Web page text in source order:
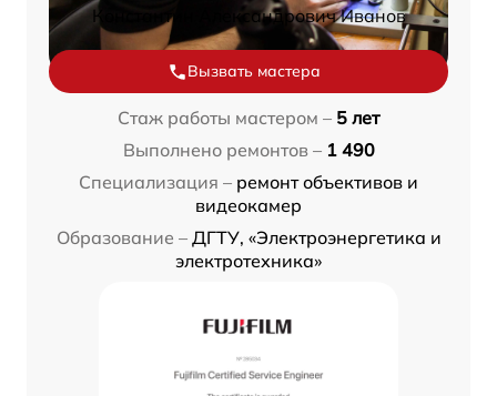
Константин Александрович Иванов
Вызвать мастера
Стаж работы мастером – 5 лет
Выполнено ремонтов – 1 490
Специализация – ремонт объективов и
видеокамер
Образование – ДГТУ, «Электроэнергетика и
электротехника»